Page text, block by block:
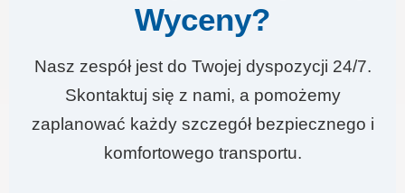
Wyceny?
Nasz zespół jest do Twojej dyspozycji 24/7.
Skontaktuj się z nami, a pomożemy
zaplanować każdy szczegół bezpiecznego i
komfortowego transportu.